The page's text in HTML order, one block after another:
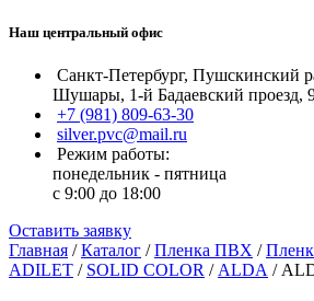
Наш центральный офис
Санкт-Петербург, Пушскинский
Шушары, 1-й Бадаевский проезд,
+7 (981) 809-63-30
silver.pvc@mail.ru
Режим работы:
понедельник - пятница
с 9:00 до 18:00
Оставить заявку
Главная /Каталог /Пленка ПВХ /
ADILET / SOLID COLOR / ALDA /